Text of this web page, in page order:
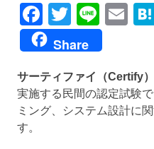
Facebook
TwitterLine
Share
サーティファイ（Certify
実施する民間の認定試験
ミング、システム設計に
す。